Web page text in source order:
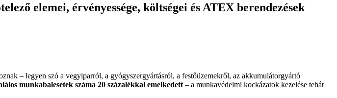
elemei, érvényessége, költségei és ATEX berendezések
– legyen szó a vegyiparról, a gyógyszergyártásról, a festőüzemekről, az akkumulátorgyártó
munkabalesetek száma 20 százalékkal emelkedett – a munkavédelmi kockázatok kezelése tehát